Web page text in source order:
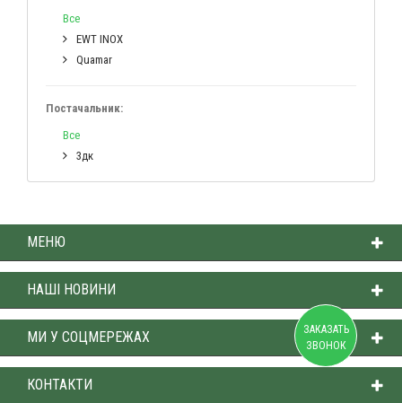
Все
EWT INOX
Quamar
Постачальник:
Все
3дк
ЗАКАЗАТЬ
ЗВОНОК
МЕНЮ
НАШІ НОВИНИ
МИ У СОЦМЕРЕЖАХ
КОНТАКТИ